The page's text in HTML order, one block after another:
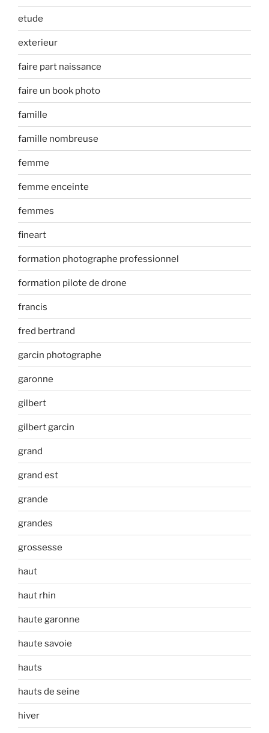
etude
exterieur
faire part naissance
faire un book photo
famille
famille nombreuse
femme
femme enceinte
femmes
fineart
formation photographe professionnel
formation pilote de drone
francis
fred bertrand
garcin photographe
garonne
gilbert
gilbert garcin
grand
grand est
grande
grandes
grossesse
haut
haut rhin
haute garonne
haute savoie
hauts
hauts de seine
hiver